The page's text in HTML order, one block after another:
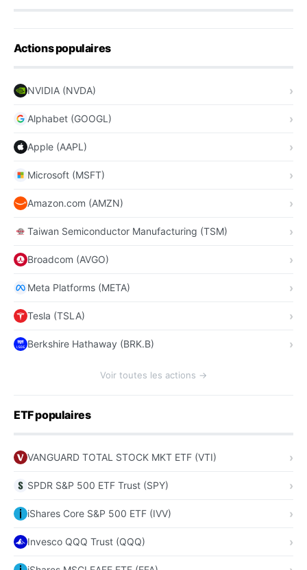
Actions populaires
NVIDIA (NVDA)
Alphabet (GOOGL)
Apple (AAPL)
Microsoft (MSFT)
Amazon.com (AMZN)
Taiwan Semiconductor Manufacturing (TSM)
Broadcom (AVGO)
Meta Platforms (META)
Tesla (TSLA)
Berkshire Hathaway (BRK.B)
Voir toutes les actions →
ETF populaires
VANGUARD TOTAL STOCK MKT ETF (VTI)
SPDR S&P 500 ETF Trust (SPY)
iShares Core S&P 500 ETF (IVV)
Invesco QQQ Trust (QQQ)